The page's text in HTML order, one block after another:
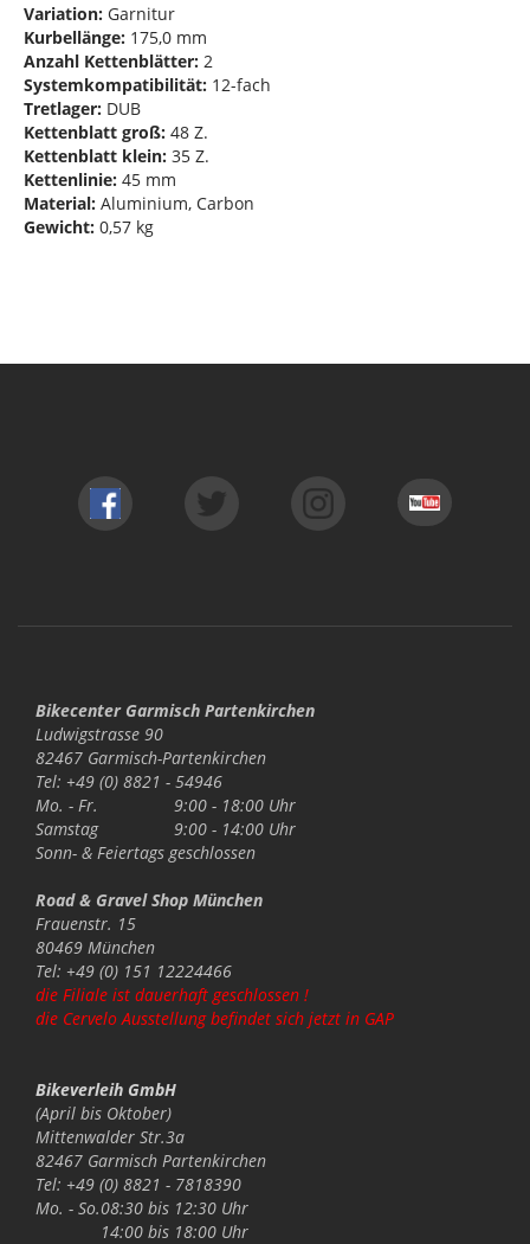
Variation: Garnitur
Kurbellänge: 175,0 mm
Anzahl Kettenblätter: 2
Systemkompatibilität: 12-fach
Tretlager: DUB
Kettenblatt groß: 48 Z.
Kettenblatt klein: 35 Z.
Kettenlinie: 45 mm
Material: Aluminium, Carbon
Gewicht: 0,57 kg
Bikecenter Garmisch Partenkirchen
Ludwigstrasse 90
82467 Garmisch-Partenkirchen
Tel: +49 (0) 8821 - 54946
Mo. - Fr.
9:00 - 18:00 Uhr
Samstag
9:00 - 14:00 Uhr
Sonn- & Feiertags geschlossen
Road & Gravel Shop München
Frauenstr. 15
80469 München
Tel: +49 (0) 151 12224466
die Filiale ist dauerhaft geschlossen !
die Cervelo Ausstellung befindet sich jetzt in GAP
Bikeverleih GmbH
(April bis Oktober)
Mittenwalder Str.3a
82467 Garmisch Partenkirchen
Tel: +49 (0) 8821 - 7818390
Mo. - So.08:30 bis 12:30 Uhr
14:00 bis 18:00 Uhr